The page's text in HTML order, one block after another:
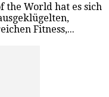
the World hat es sich
Fitness,...